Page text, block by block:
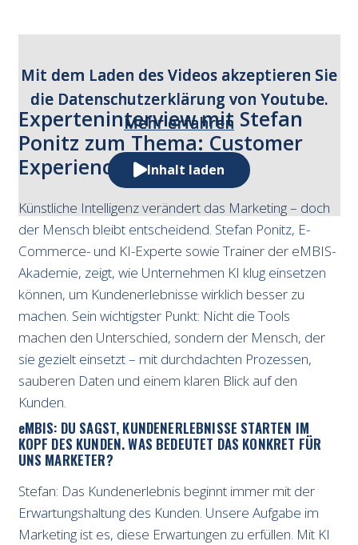
Mit dem Laden des Videos akzeptieren Sie
die Datenschutzerklärung von Youtube.
Mehr erfahren
Inhalt laden
Experteninterview mit Stefan
Ponitz zum Thema: Customer
Experience mit KI
Künstliche Intelligenz verändert das Marketing – doch
der Mensch bleibt entscheidend. Stefan Ponitz, E-
Commerce- und KI-Experte sowie Trainer der eMBIS-
Akademie, zeigt, wie Unternehmen KI klug einsetzen
können, um Kundenerlebnisse wirklich besser zu
machen. Sein wichtigster Punkt: Nicht die Tools
machen den Unterschied, sondern der Mensch, der
sie gezielt einsetzt – mit durchdachten Prozessen,
sauberen Daten und einem klaren Blick auf den
Kunden.
eMBIS: DU SAGST, KUNDENERLEBNISSE STARTEN IM
KOPF DES KUNDEN. WAS BEDEUTET DAS KONKRET FÜR
UNS MARKETER?
Stefan: Das Kundenerlebnis beginnt immer mit der
Erwartungshaltung des Kunden. Unsere Aufgabe im
Marketing ist es, diese Erwartungen zu erfüllen. Mit KI